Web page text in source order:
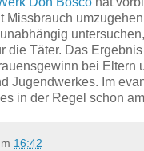
Missbrauch
die Täter. Das
bei Eltern
Jugendwerkes. Im
in der Regel schon
16:42